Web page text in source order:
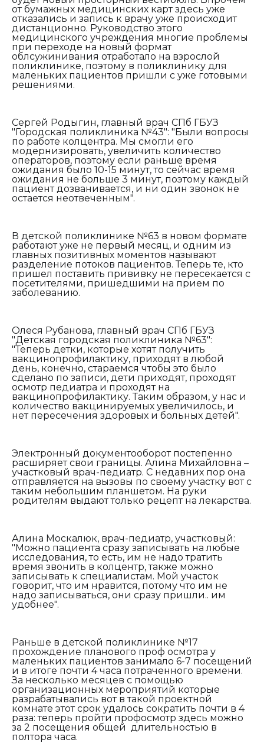
от бумажных медицинских карт здесь уже
отказались и запись к врачу уже происходит
дистанционно. Руководство этого
медицинского учреждения многие проблемы
при переходе на новый формат
облсужинивания отработало на взрослой
поликлинике, поэтому в поликлинику для
маленьких пациентов пришли с уже готовыми
решениями.
Сергей Родыгин, главный врач СПб ГБУЗ
"Городская поликлиника №43": "Были вопросы
по работе колцентра. Мы смогли его
модернизировать, увеличить количество
операторов, поэтому если раньше время
ожидания было 10-15 минут, то сейчас время
ожидания не больше 3 минут, поэтому каждый
пациент дозванивается, и ни один звонок не
остается неотвеченным".
В детской поликлинике №63 в новом формате
работают уже не первый месяц, и одним из
главных позитивных моментов называют
разделение потоков пациентов. Теперь те, кто
пришел поставить прививку не пересекается с
посетителями, пришедшими на прием по
заболеванию.
Олеся Рубанова, главный врач СПб ГБУЗ
"Детская городская поликлиника №63":
"Теперь детки, которые хотят получить
вакцинопрофилактику, приходят в любой
день, конечно, стараемся чтобы это было
сделано по записи, дети приходят, проходят
осмотр педиатра и проходят на
вакцинопрофилактику. Таким образом, у нас и
количество вакцинируемых увеличилось, и
нет пересечения здоровых и больных детей".
Электронный документооборот постепенно
расширяет свои границы. Алина Михайловна –
участковый врач-педиатр. С недавних пор она
отправляется на вызовы по своему участку вот с
таким небольшим планшетом. На руки
родителям выдают только рецепт на лекарства.
Алина Москалюк, врач-педиатр, участковый:
"Можно пациента сразу записывать на любые
исследования, то есть, им не надо тратить
время звонить в колцентр, также можно
записывать к специалистам. Мой участок
говорит, что им нравится, потому что им не
надо записываться, они сразу пришли.. им
удобнее".
Раньше в детской поликлинике №17
прохождение планового проф осмотра у
маленьких пациентов занимало 6-7 посещений
и в итоге почти 4 часа потраченного времени.
За несколько месяцев с помощью
организационных мероприятий которые
разрабатывались вот в такой проектной
комнате этот срок удалось сократить почти в 4
раза: теперь пройти профосмотр здесь можно
за 2 посещения общей длительностью в
полтора часа.